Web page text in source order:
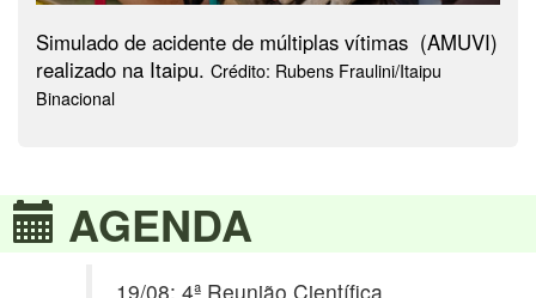
Simulado de acidente de múltiplas vítimas (AMUVI)
realizado na Itaipu. Crédito: Rubens Fraulini/Itaipu
Binacional
AGENDA
19/08: 4ª Reunião Científica